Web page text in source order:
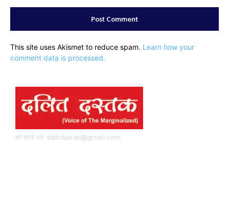
This site uses Akismet to reduce spam. Learn how your
comment data is processed.
हमें संपर्क करें: dalitdastak@gmail.com